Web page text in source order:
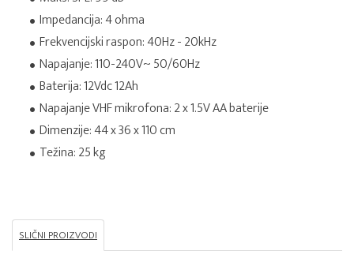
Impedancija: 4 ohma
Frekvencijski raspon: 40Hz - 20kHz
Napajanje: 110-240V~ 50/60Hz
Baterija: 12Vdc 12Ah
Napajanje VHF mikrofona: 2 x 1.5V AA baterije
Dimenzije: 44 x 36 x 110 cm
Težina: 25 kg
SLIČNI PROIZVODI